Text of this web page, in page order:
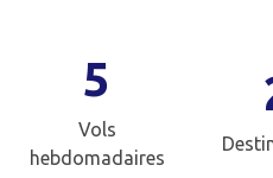
5
Vols
hebdomadaires